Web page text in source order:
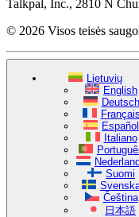
Talkpal, Inc., 2810 N
© 2026 Visos teisės
Lietuvių
English
Deutsch
Français
Español
Italiano
Suomi
Čeština
日本語